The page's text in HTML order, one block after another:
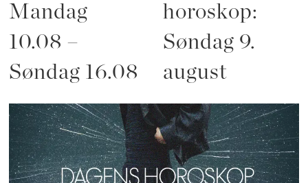
Mandag
10.08 –
Søndag 16.08
horoskop:
Søndag 9.
august